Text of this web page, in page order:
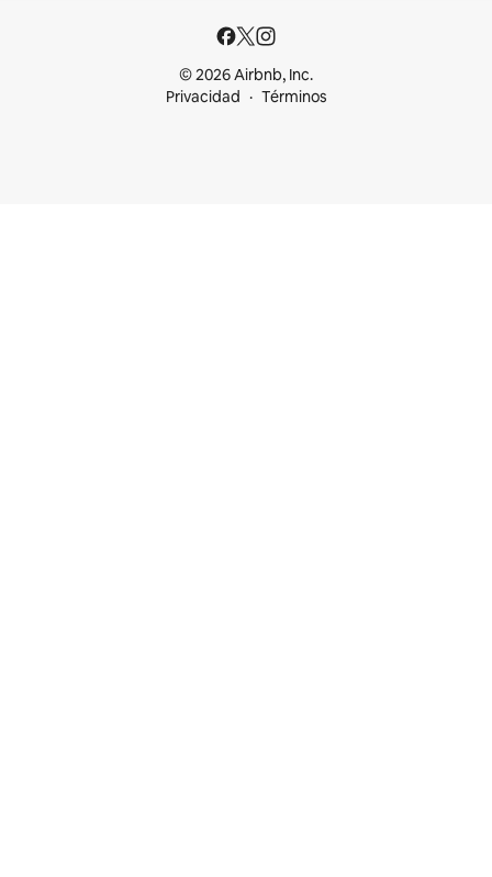
© 2026 Airbnb, Inc.
Privacidad
Términos